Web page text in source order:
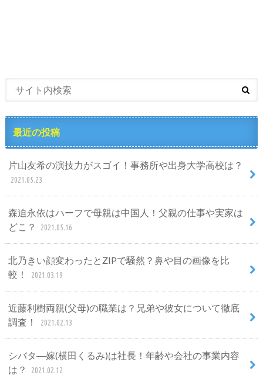
最近の投稿
片山友希の演技力がスゴイ！事務所や出身大学高校は？
2021.05.23
森迫永依はハーフで母親は中国人！父親の仕事や実家は
どこ？
2021.05.16
北乃きい顔変わったとZIPで騒然？鼻や目の画像を比
較！
2021.03.19
近藤利樹両親(父母)の職業は？兄弟や彼女について徹底
調査！
2021.02.13
シバタ―嫁(横田くるみ)は社長！年齢や会社の事業内容
は？
2021.02.12